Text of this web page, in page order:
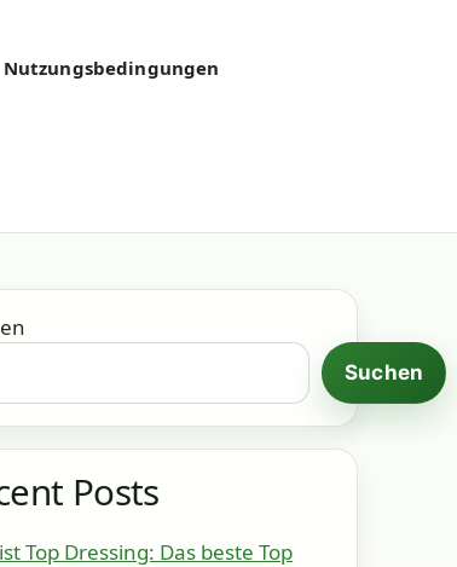
Nutzungsbedingungen
Suchen
Posts
Top Dressing: Das beste Top